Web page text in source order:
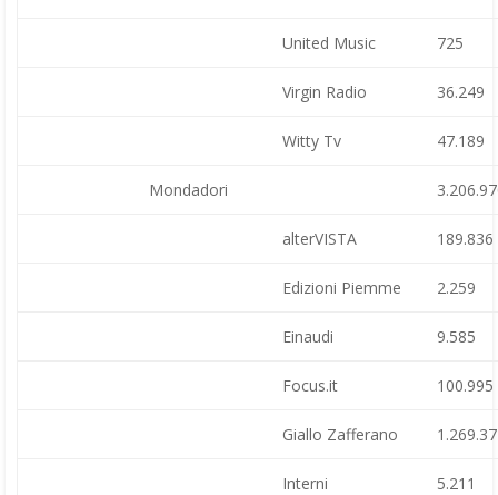
United Music 725
Virgin Radio 36.249
Witty Tv 47.189
Mondadori
alterVISTA 189.836
Edizioni Piemme 2.259
Einaudi 9.585
Focus.it 100.995
Giallo Zafferano
Interni 5.211